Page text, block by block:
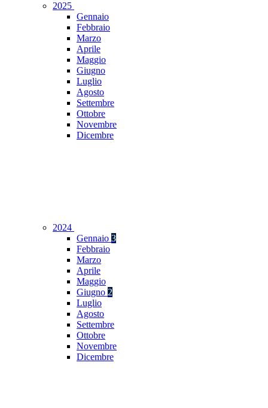
2025
Gennaio
Febbraio
Marzo
Aprile
Maggio
Giugno
Luglio
Agosto
Settembre
Ottobre
Novembre
Dicembre
2024
Gennaio 3
Febbraio
Marzo
Aprile
Maggio
Giugno 2
Luglio
Agosto
Settembre
Ottobre
Novembre
Dicembre